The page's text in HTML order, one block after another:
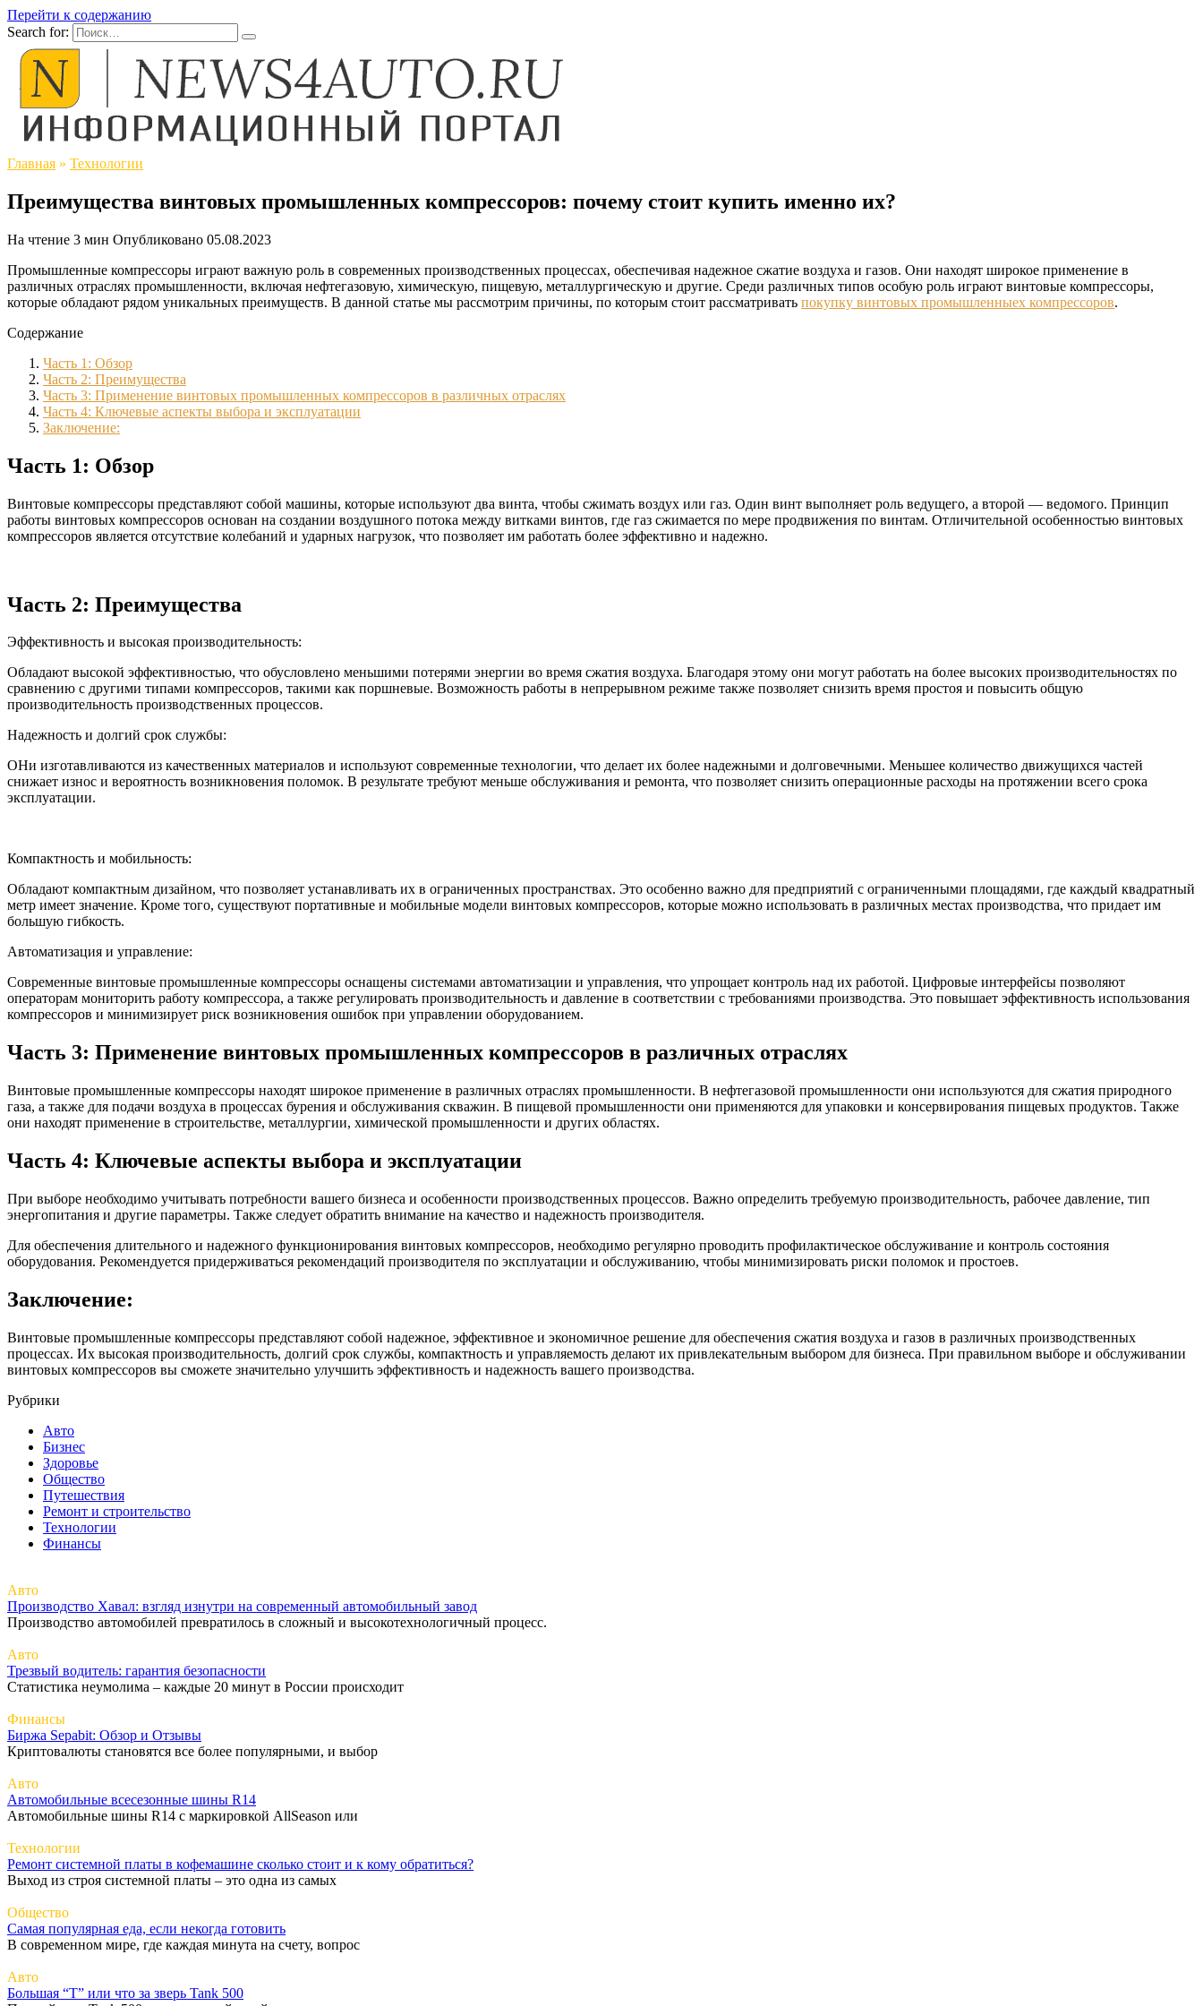
Перейти к содержанию
Search for:
Главная » Технологии
Преимущества винтовых промышленных компрессоров: почему стоит купить именно их?
На чтение 3 мин Опубликовано 05.08.2023
Промышленные компрессоры играют важную роль в современных производственных процессах, обеспечивая надежное сжатие воздуха и газов. Они находят широкое применение в
различных отраслях промышленности, включая нефтегазовую, химическую, пищевую, металлургическую и другие. Среди различных типов особую роль играют винтовые компрессоры,
которые обладают рядом уникальных преимуществ. В данной статье мы рассмотрим причины, по которым стоит рассматривать покупку винтовых промышленныех компрессоров.
Содержание
Часть 1: Обзор
Часть 2: Преимущества
Часть 3: Применение винтовых промышленных компрессоров в различных отраслях
Часть 4: Ключевые аспекты выбора и эксплуатации
Заключение:
Часть 1: Обзор
Винтовые компрессоры представляют собой машины, которые используют два винта, чтобы сжимать воздух или газ. Один винт выполняет роль ведущего, а второй — ведомого. Принцип
работы винтовых компрессоров основан на создании воздушного потока между витками винтов, где газ сжимается по мере продвижения по винтам. Отличительной особенностью винтовых
компрессоров является отсутствие колебаний и ударных нагрузок, что позволяет им работать более эффективно и надежно.
Часть 2: Преимущества
Эффективность и высокая производительность:
Обладают высокой эффективностью, что обусловлено меньшими потерями энергии во время сжатия воздуха. Благодаря этому они могут работать на более высоких производительностях по
сравнению с другими типами компрессоров, такими как поршневые. Возможность работы в непрерывном режиме также позволяет снизить время простоя и повысить общую
производительность производственных процессов.
Надежность и долгий срок службы:
ОНи изготавливаются из качественных материалов и используют современные технологии, что делает их более надежными и долговечными. Меньшее количество движущихся частей
снижает износ и вероятность возникновения поломок. В результате требуют меньше обслуживания и ремонта, что позволяет снизить операционные расходы на протяжении всего срока
эксплуатации.
Компактность и мобильность:
Обладают компактным дизайном, что позволяет устанавливать их в ограниченных пространствах. Это особенно важно для предприятий с ограниченными площадями, где каждый квадратный
метр имеет значение. Кроме того, существуют портативные и мобильные модели винтовых компрессоров, которые можно использовать в различных местах производства, что придает им
большую гибкость.
Автоматизация и управление:
Современные винтовые промышленные компрессоры оснащены системами автоматизации и управления, что упрощает контроль над их работой. Цифровые интерфейсы позволяют
операторам мониторить работу компрессора, а также регулировать производительность и давление в соответствии с требованиями производства. Это повышает эффективность использования
компрессоров и минимизирует риск возникновения ошибок при управлении оборудованием.
Часть 3: Применение винтовых промышленных компрессоров в различных отраслях
Винтовые промышленные компрессоры находят широкое применение в различных отраслях промышленности. В нефтегазовой промышленности они используются для сжатия природного
газа, а также для подачи воздуха в процессах бурения и обслуживания скважин. В пищевой промышленности они применяются для упаковки и консервирования пищевых продуктов. Также
они находят применение в строительстве, металлургии, химической промышленности и других областях.
Часть 4: Ключевые аспекты выбора и эксплуатации
При выборе необходимо учитывать потребности вашего бизнеса и особенности производственных процессов. Важно определить требуемую производительность, рабочее давление, тип
энергопитания и другие параметры. Также следует обратить внимание на качество и надежность производителя.
Для обеспечения длительного и надежного функционирования винтовых компрессоров, необходимо регулярно проводить профилактическое обслуживание и контроль состояния
оборудования. Рекомендуется придерживаться рекомендаций производителя по эксплуатации и обслуживанию, чтобы минимизировать риски поломок и простоев.
Заключение:
Винтовые промышленные компрессоры представляют собой надежное, эффективное и экономичное решение для обеспечения сжатия воздуха и газов в различных производственных
процессах. Их высокая производительность, долгий срок службы, компактность и управляемость делают их привлекательным выбором для бизнеса. При правильном выборе и обслуживании
винтовых компрессоров вы сможете значительно улучшить эффективность и надежность вашего производства.
Рубрики
Авто
Бизнес
Здоровье
Общество
Путешествия
Ремонт и строительство
Технологии
Финансы
Авто
Производство Хавал: взгляд изнутри на современный автомобильный завод
Производство автомобилей превратилось в сложный и высокотехнологичный процесс.
Авто
Трезвый водитель: гарантия безопасности
Статистика неумолима – каждые 20 минут в России происходит
Финансы
Биржа Sepabit: Обзор и Отзывы
Криптовалюты становятся все более популярными, и выбор
Авто
Автомобильные всесезонные шины R14
Автомобильные шины R14 с маркировкой AllSeason или
Технологии
Ремонт системной платы в кофемашине сколько стоит и к кому обратиться?
Выход из строя системной платы – это одна из самых
Общество
Самая популярная еда, если некогда готовить
В современном мире, где каждая минута на счету, вопрос
Авто
Большая “Т” или что за зверь Tank 500